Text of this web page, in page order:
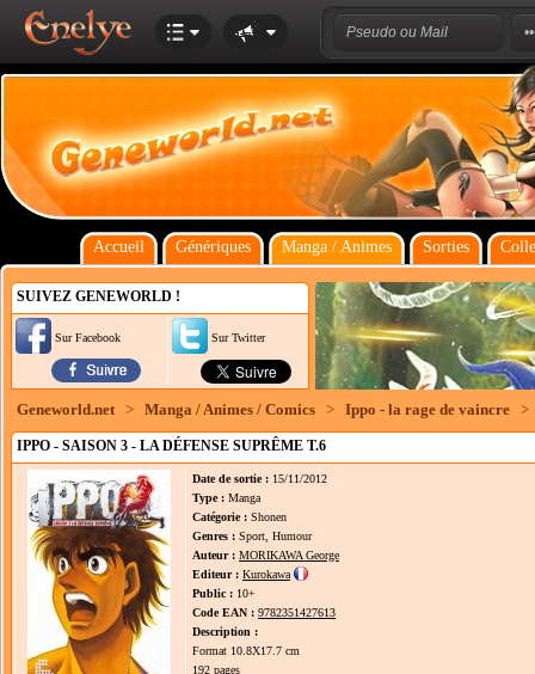
Accueil Génériques Manga / Animes Sorties
SUIVEZ GENEWORLD !
Sur Facebook Sur Twitter
Geneworld.net > Manga / Animes / Comics > Ippo - la rage de vaincre >
IPPO - SAISON 3 - LA DÉFENSE SUPRÊME T.6
Date de sortie : 15/11/2012
Type : Manga
Catégorie : Shonen
Genres : Sport, Humour
Auteur : MORIKAWA George
Editeur : Kurokawa
Public : 10+
Code EAN : 9782351427613
Description :
Format 10.8X17.7 cm
192 pages